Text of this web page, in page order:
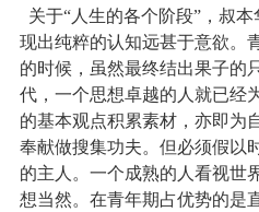
关于“人生的各个阶段”，叔
现出纯粹的认知远甚于意欲。
的时候，虽然最终结出果子的
代，一个思想卓越的人就已经
的基本观点积累素材，亦即为
奉献做搜集功夫。但必须假以
的主人。一个成熟的人看视世
想当然。在青年期占优势的是